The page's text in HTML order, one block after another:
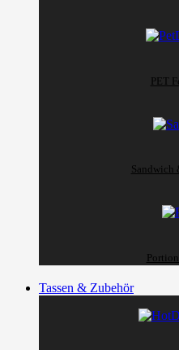
PET
Sandwich
Tassen & Zubehör